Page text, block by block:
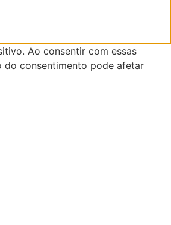
Ao consentir com essas
do consentimento pode afetar